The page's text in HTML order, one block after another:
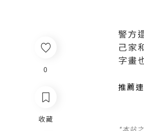
0
收藏
警方
己家
字畫
推薦
*本站